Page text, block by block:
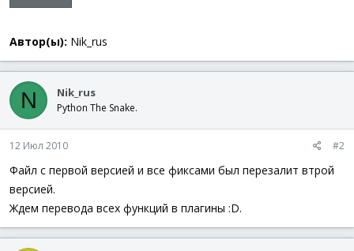
Автор(ы): Nik_rus
N Nik_rus
Python The Snake.
12 Июл 2010 #2
Файл с первой версией и все фиксами был перезалит втрой
версией.
Ждем перевода всех функций в плагины :D.